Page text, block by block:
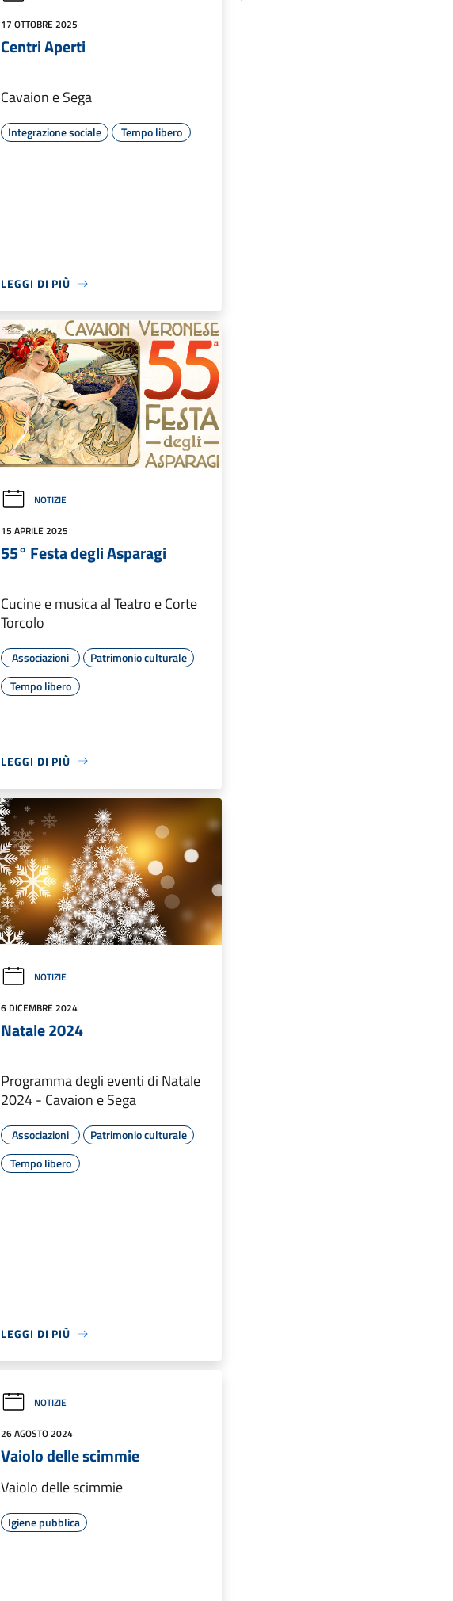
17 OTTOBRE 2025
Centri Aperti
Cavaion e Sega
Integrazione sociale Tempo libero
LEGGI DI PIÙ
NOTIZIE
15 APRILE 2025
55° Festa degli Asparagi
Cucine e musica al Teatro e Corte
Torcolo
Associazioni
Patrimonio culturale
Tempo libero
LEGGI DI PIÙ
NOTIZIE
6 DICEMBRE 2024
Natale 2024
Programma degli eventi di Natale
2024 - Cavaion e Sega
Associazioni
Patrimonio culturale
Tempo libero
LEGGI DI PIÙ
NOTIZIE
26 AGOSTO 2024
Vaiolo delle scimmie
Vaiolo delle scimmie
Igiene pubblica